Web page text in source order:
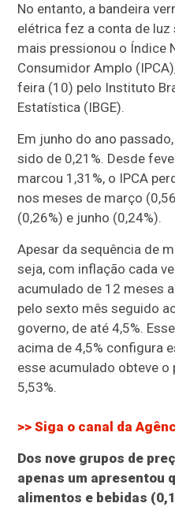
No entanto, a bandeira
elétrica fez a conta de
mais pressionou o Índice
Consumidor Amplo
feira (10) pelo Instituto
Estatística (IBGE).
Em junho do ano
sido de 0,21%. Desde
marcou 1,31%, o IPCA
nos meses de março
(0,26%) e junho (0,24%).
Apesar da sequência de
seja, com inflação cada
acumulado de 12 meses
pelo sexto mês seguido
governo, de até 4,5%.
acima de 4,5% configura
esse acumulado obteve
5,53%.
>> Siga o canal da
Dos nove grupos de
apenas um apresentou
alimentos e bebidas